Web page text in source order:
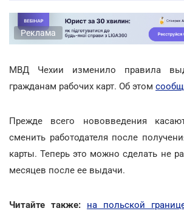
Реклама
МВД Чехии изменило правила
гражданам рабочих карт. Об этом
Прежде всего нововведения
сменить работодателя после
карты. Теперь это можно сделать не
месяцев после ее выдачи.
Читайте также: на польской